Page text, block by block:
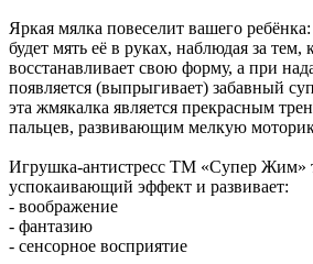
Яркая мялка повеселит вашего
будет мять её в руках, наблюдая за тем,
восстанавливает свою форму, а при
появляется (выпрыгивает) забавный
эта жмякалка является прекрасным
пальцев, развивающим мелкую
Игрушка-антистресс ТМ «Супер Жим»
успокаивающий эффект и развивает:
- воображение
- фантазию
- сенсорное восприятие